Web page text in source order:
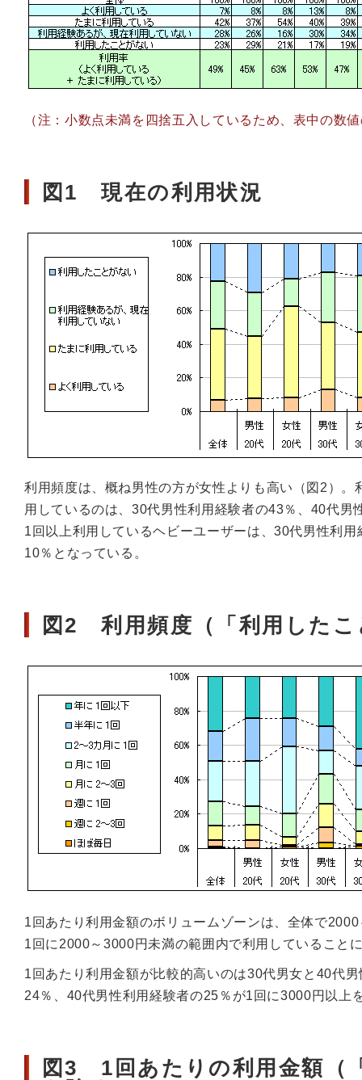
（注：小数点未満を四捨五入しているため、表中の数
図1 現在の利用状況
利用頻度は、概ね男性の方が女性よりも高い（図2）
用しているのは、30代男性利用経験者の43％、40代
1回以上利用しているヘビーユーザーは、30代男性利
10％となっている。
図2 利用頻度（「利用したこ
1回あたり利用金額のボリュームゾーンは、全体で
1回に2000～3000円未満の範囲内で利用していること
1回あたり利用金額が比較的高いのは30代男女と40代
24％、40代男性利用経験者の25％が1回に3000円以上
図3 1回あたりの利用金額（